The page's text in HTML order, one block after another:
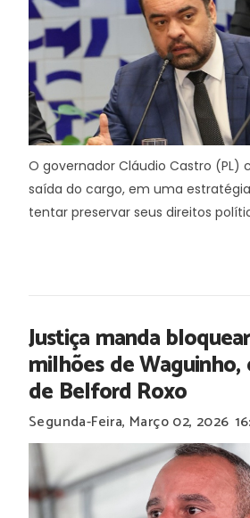
O governador Cláudio Castro (PL)
saída do cargo, em uma
tentar preservar seus direitos
Justiça manda
milhões de
de Belford Roxo
Segunda-Feira, Março 02, 2026